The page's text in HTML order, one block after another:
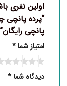
اولین نفری
“پرده
پانچی رایگان”
امتیاز شما *
دیدگاه شما *